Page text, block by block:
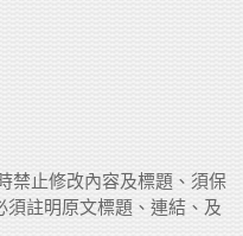
禁止修改內容及標題、須保
註明原文標題、連結、及